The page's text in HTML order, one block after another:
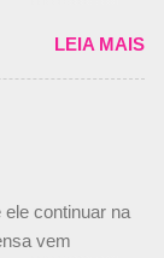
Piquet havia
dando,
Piquet,
todas por
O
Senna em
uma oferta
LEIA MAIS
continuar na
vem